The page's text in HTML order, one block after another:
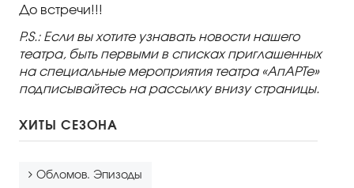
До встречи!!!
P.S.: Если вы хотите узнавать новости нашего
театра, быть первыми в списках приглашенных
на специальные мероприятия театра «АпАРТе»
подписывайтесь на рассылку внизу страницы.
ХИТЫ СЕЗОНА
Обломов. Эпизоды